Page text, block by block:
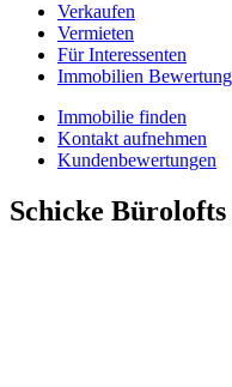
Verkaufen
Vermieten
Für Interessenten
Immobilien Bewertung
Immobilie finden
Kontakt aufnehmen
Kundenbewertungen
Schicke